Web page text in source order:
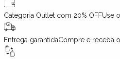
Categoria Outlet com 20% OFFUse
Entrega garantidaCompre e receba